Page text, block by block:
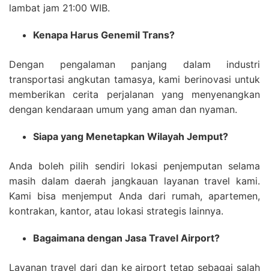
lambat jam 21:00 WIB.
Kenapa Harus Genemil Trans?
Dengan pengalaman panjang dalam industri
transportasi angkutan tamasya, kami berinovasi untuk
memberikan cerita perjalanan yang menyenangkan
dengan kendaraan umum yang aman dan nyaman.
Siapa yang Menetapkan Wilayah Jemput?
Anda boleh pilih sendiri lokasi penjemputan selama
masih dalam daerah jangkauan layanan travel kami.
Kami bisa menjemput Anda dari rumah, apartemen,
kontrakan, kantor, atau lokasi strategis lainnya.
Bagaimana dengan Jasa Travel Airport?
Layanan travel dari dan ke airport tetap sebagai salah